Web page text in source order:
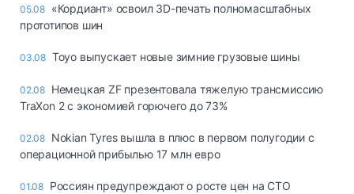
05.08 «Кордиант» освоил 3D-печать полномасштабных
прототипов шин
03.08 Toyo выпускает новые зимние грузовые шины
02.08 Немецкая ZF презентовала тяжелую трансмиссию
TraXon 2 с экономией горючего до 73%
02.08 Nokian Tyres вышла в плюс в первом полугодии с
операционной прибылью 17 млн евро
01.08 Россиян предупреждают о росте цен на СТО